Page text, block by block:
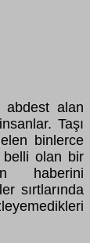
alan
Taşı
binlerce
belli olan bir
haberini
sırtlarında